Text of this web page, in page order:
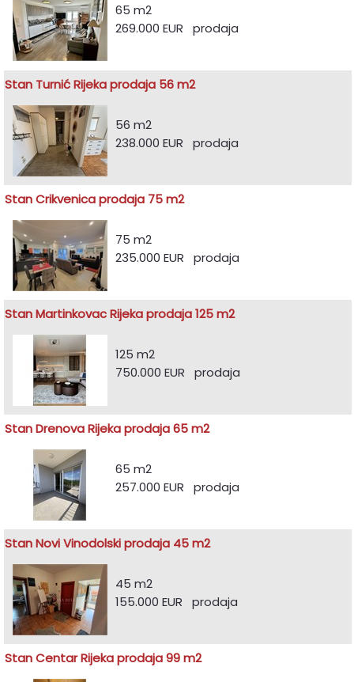
65 m2
269.000 EUR prodaja
Stan Turnić Rijeka prodaja 56 m2
56 m2
238.000 EUR prodaja
Stan Crikvenica prodaja 75 m2
75 m2
235.000 EUR prodaja
Stan Martinkovac Rijeka prodaja 125 m2
125 m2
750.000 EUR prodaja
Stan Drenova Rijeka prodaja 65 m2
65 m2
257.000 EUR prodaja
Stan Novi Vinodolski prodaja 45 m2
45 m2
155.000 EUR prodaja
Stan Centar Rijeka prodaja 99 m2